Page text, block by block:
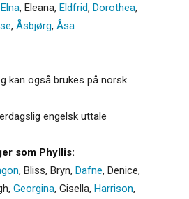
Elna, Eleana, Eldfrid, Dorothea,
, Åsbjørg, Åsa
kan også brukes på norsk
engelsk uttale
som Phyllis:
, Bliss, Bryn, Dafne, Denice,
, Georgina, Gisella, Harrison,